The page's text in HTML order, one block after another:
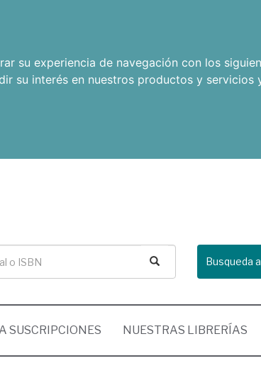
su experiencia de navegación con los
su interés en nuestros productos y servicios
Busqueda
SUSCRIPCIONES NUESTRAS LIBRERÍAS